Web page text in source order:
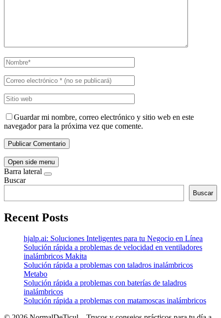
Guardar mi nombre, correo electrónico y sitio web en este
navegador para la próxima vez que comente.
Open side menu
Barra lateral
Buscar
Buscar
Recent Posts
hjalp.ai: Soluciones Inteligentes para tu Negocio en Línea
Solución rápida a problemas de velocidad en ventiladores
inalámbricos Makita
Solución rápida a problemas con taladros inalámbricos
Metabo
Solución rápida a problemas con baterías de taladros
inalámbricos
Solución rápida a problemas con matamoscas inalámbricos